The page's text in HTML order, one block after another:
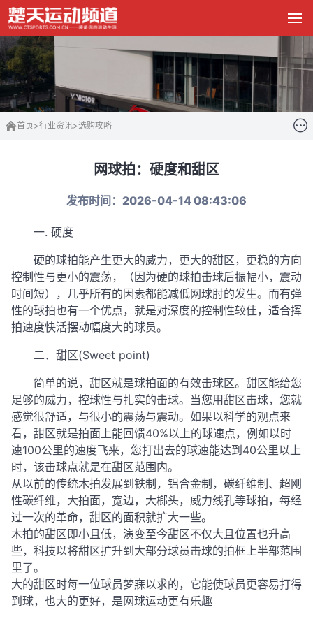
首页>行业资讯>选购攻略
网球拍：硬度和甜区
发布时间：2026-04-14 08:43:06
一. 硬度
硬的球拍能产生更大的威力，更大的甜区，更稳的方向
控制性与更小的震荡，（因为硬的球拍击球后振幅小，震动
时间短），几乎所有的因素都能减低网球肘的发生。而有弹
性的球拍也有一个优点，就是对深度的控制性较佳，适合挥
拍速度快活摆动幅度大的球员。
二．甜区(Sweet point)
简单的说，甜区就是球拍面的有效击球区。甜区能给您
足够的威力，控球性与扎实的击球。当您用甜区击球，您就
感觉很舒适，与很小的震荡与震动。如果以科学的观点来
看，甜区就是拍面上能回馈40%以上的球速点，例如以时
速100公里的速度飞来，您打出去的球速能达到40公里以上
时，该击球点就是在甜区范围内。
从以前的传统木拍发展到铁制，铝合金制，碳纤维制、超刚
性碳纤维，大拍面，宽边，大榔头，威力线孔等球拍，每经
过一次的革命，甜区的面积就扩大一些。
木拍的甜区即小且低，演变至今甜区不仅大且位置也升高
些，科技以将甜区扩升到大部分球员击球的拍框上半部范围
里了。
大的甜区时每一位球员梦寐以求的，它能使球员更容易打得
到球，也大的更好，是网球运动更有乐趣